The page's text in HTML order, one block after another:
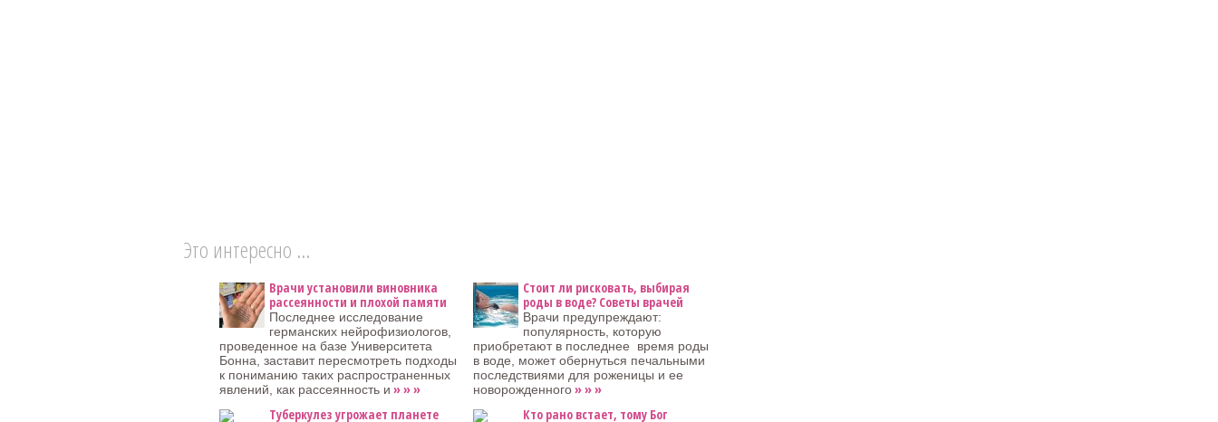
Это интересно ...
Врачи установили виновника
рассеянности и плохой памяти
Последнее исследование
германских нейрофизиологов,
проведенное на базе Университета
Бонна, заставит пересмотреть подходы
к пониманию таких распространенных
явлений, как рассеянность и » » »
Стоит ли рисковать, выбирая
роды в воде? Советы врачей
Врачи предупреждают:
популярность, которую
приобретают в последнее время роды
в воде, может обернуться печальными
последствиями для роженицы и ее
новорожденного» » »
Туберкулез угрожает планете
Кто рано встает, тому Бог